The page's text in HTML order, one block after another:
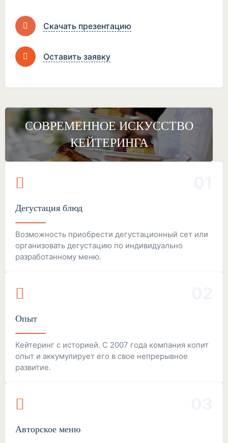
Скачать презентацию
Оставить заявку
Дегустация блюд
Возможность приобрести дегустационный сет или
организовать дегустацию по индивидуально
разработанному меню.
СОВРЕМЕННОЕ ИСКУССТВО
КЕЙТЕРИНГА
Опыт
Кейтеринг с историей. С 2007 года компания копит
опыт и аккумулирует его в свое непрерывное
развитие.
Авторское меню